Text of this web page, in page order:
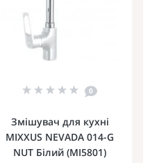
0
Змішувач для кухні
MIXXUS NEVADA 014-G
NUT Білий (MI5801)